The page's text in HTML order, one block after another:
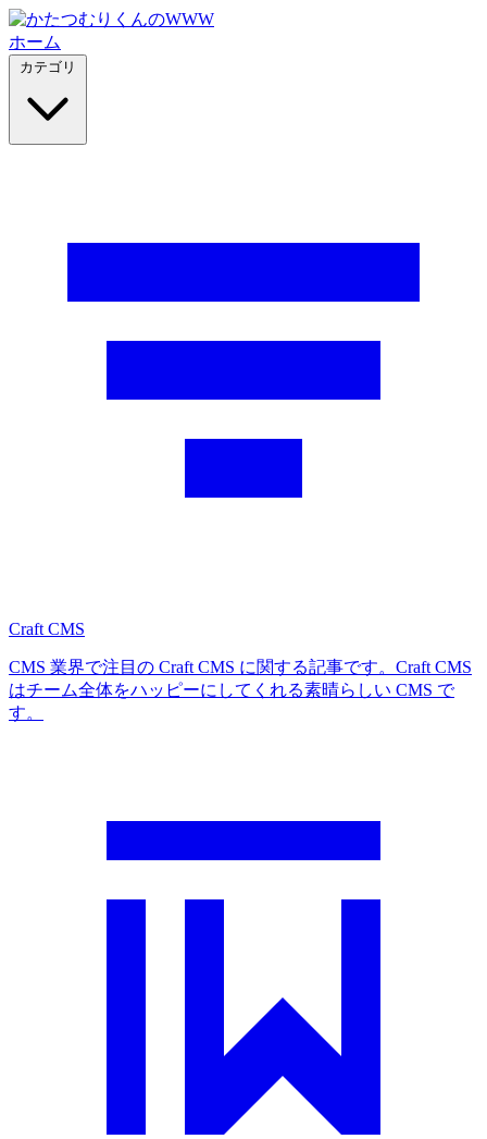
ホーム
カテゴリ
Craft CMS
CMS 業界で注目の Craft CMS に関する記事です。Craft CMS
はチーム全体をハッピーにしてくれる素晴らしい CMS で
す。